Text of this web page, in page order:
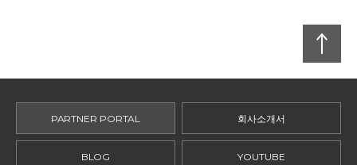
PARTNER PORTAL 회사소개서
BLOG YOUTUBE